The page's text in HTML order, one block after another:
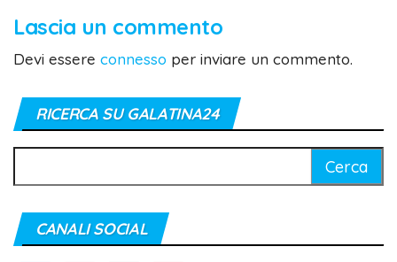
Lascia un commento
Devi essere connesso per inviare un commento.
RICERCA SU GALATINA24
per:
CANALI SOCIAL